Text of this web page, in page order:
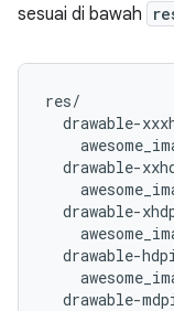
sesuai di bawah
res/
drawable-
drawable-
drawable-
drawable-
drawable-